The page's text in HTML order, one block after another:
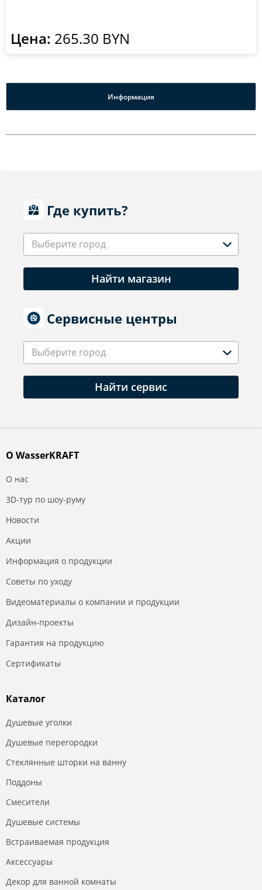
Цена: 265.30 BYN
Информация
Где купить?
Выберите город
Найти магазин
Сервисные центры
Выберите город
Найти сервис
О WasserKRAFT
О нас
3D-тур по шоу-руму
Новости
Акции
Информация о продукции
Советы по уходу
Видеоматериалы о компании и продукции
Дизайн-проекты
Гарантия на продукцию
Сертификаты
Каталог
Душевые уголки
Душевые перегородки
Стеклянные шторки на ванну
Поддоны
Смесители
Душевые системы
Встраиваемая продукция
Аксессуары
Декор для ванной комнаты